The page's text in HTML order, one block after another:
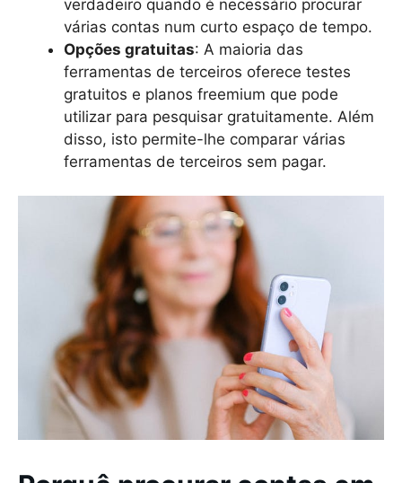
verdadeiro quando é necessário procurar
várias contas num curto espaço de tempo.
Opções gratuitas: A maioria das
ferramentas de terceiros oferece testes
gratuitos e planos freemium que pode
utilizar para pesquisar gratuitamente. Além
disso, isto permite-lhe comparar várias
ferramentas de terceiros sem pagar.